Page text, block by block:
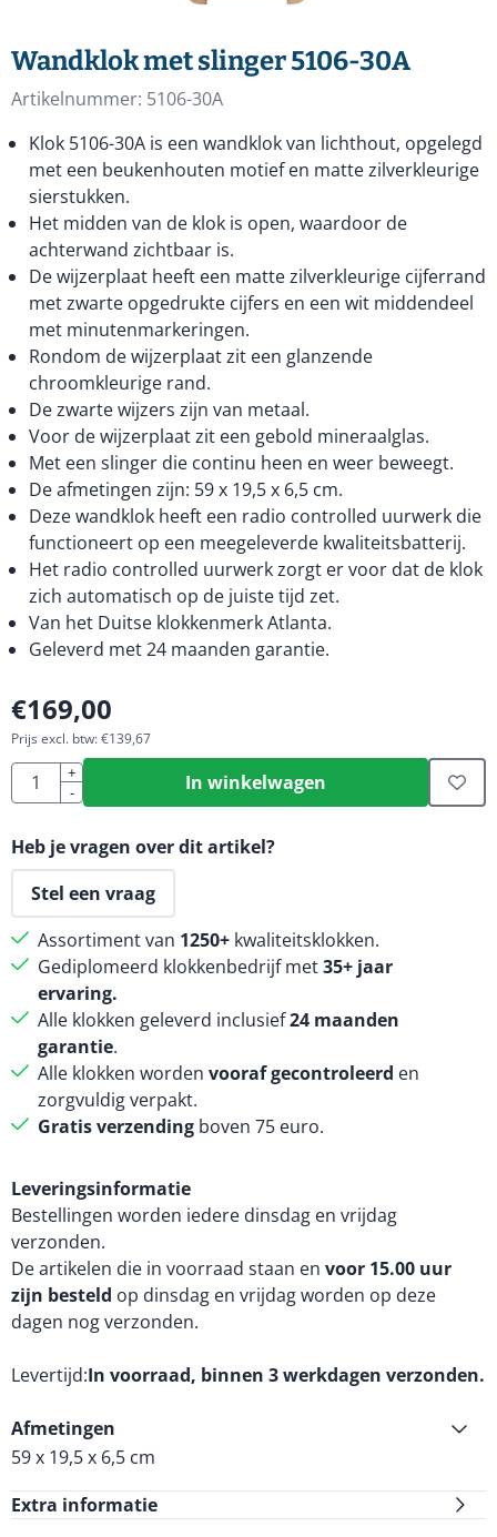
Wandklok met slinger 5106-30A
Artikelnummer: 5106-30A
Klok 5106-30A is een wandklok van lichthout, opgelegd
met een beukenhouten motief en matte zilverkleurige
sierstukken.
Het midden van de klok is open, waardoor de
achterwand zichtbaar is.
De wijzerplaat heeft een matte zilverkleurige cijferrand
met zwarte opgedrukte cijfers en een wit middendeel
met minutenmarkeringen.
Rondom de wijzerplaat zit een glanzende
chroomkleurige rand.
De zwarte wijzers zijn van metaal.
Voor de wijzerplaat zit een gebold mineraalglas.
Met een slinger die continu heen en weer beweegt.
De afmetingen zijn: 59 x 19,5 x 6,5 cm.
Deze wandklok heeft een radio controlled uurwerk die
functioneert op een meegeleverde kwaliteitsbatterij.
Het radio controlled uurwerk zorgt er voor dat de klok
zich automatisch op de juiste tijd zet.
Van het Duitse klokkenmerk Atlanta.
Geleverd met 24 maanden garantie.
€169,00
Prijs excl. btw:€139,67
Aantal
+
-
In winkelwagen
Heb je vragen over dit artikel?
Stel een vraag
Assortiment van 1250+ kwaliteitsklokken.
Gediplomeerd klokkenbedrijf met35+ jaar
ervaring.
Alle klokken geleverd inclusief24 maanden
garantie.
Alle klokken worden vooraf gecontroleerd en
zorgvuldig verpakt.
Gratis verzending boven 75 euro.
Leveringsinformatie
Bestellingen worden iedere dinsdag en vrijdag
verzonden.
De artikelen die in voorraad staan en voor 15.00 uur
zijn besteld op dinsdag en vrijdag worden op deze
dagen nog verzonden.
Levertijd In voorraad, binnen 3 werkdagen verzonden.
Afmetingen
59 x 19,5 x 6,5 cm
Extra informatie